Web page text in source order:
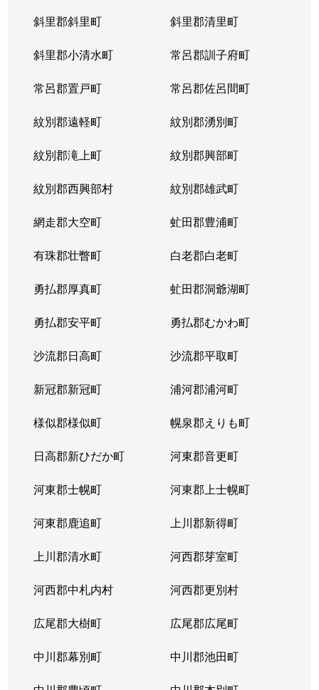
斜里郡斜里町 斜里郡清里町
斜里郡小清水町 常呂郡訓子府町
常呂郡置戸町 常呂郡佐呂間町
紋別郡遠軽町 紋別郡湧別町
紋別郡滝上町 紋別郡興部町
紋別郡西興部村 紋別郡雄武町
網走郡大空町 虻田郡豊浦町
有珠郡壮瞥町 白老郡白老町
勇払郡厚真町 虻田郡洞爺湖町
勇払郡安平町 勇払郡むかわ町
沙流郡日高町 沙流郡平取町
新冠郡新冠町 浦河郡浦河町
様似郡様似町 幌泉郡えりも町
日高郡新ひだか町 河東郡音更町
河東郡士幌町 河東郡上士幌町
河東郡鹿追町 上川郡新得町
上川郡清水町 河西郡芽室町
河西郡中札内村 河西郡更別村
広尾郡大樹町 広尾郡広尾町
中川郡幕別町 中川郡池田町